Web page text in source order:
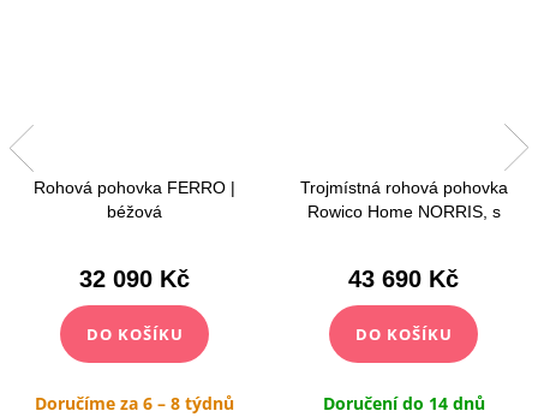
Rohová pohovka FERRO |
béžová
32 090 Kč
DO KOŠÍKU
Doručíme za 6 – 8 týdnů
Trojmístná rohová pohovka
Rowico Home NORRIS, s
43 690 Kč
DO KOŠÍKU
Doručení do 14 dnů